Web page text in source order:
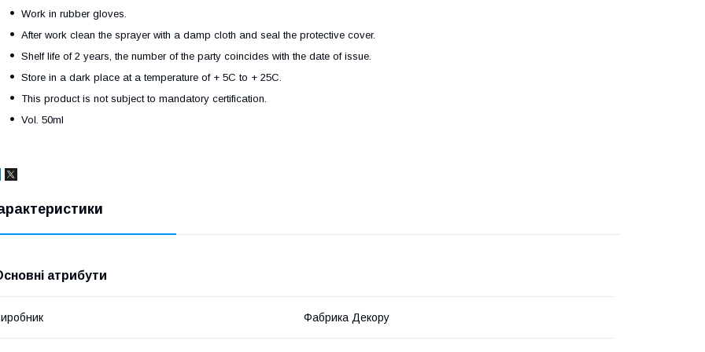
Work in rubber gloves.
After work clean the sprayer with a damp cloth and seal the protective cover.
Shelf life of 2 years, the number of the party coincides with the date of issue.
Store in a dark place at a temperature of + 5C to + 25C.
This product is not subject to mandatory certification.
Vol. 50ml
атрибути
Фабрика Декору